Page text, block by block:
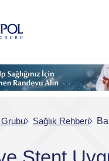
Grubu Sağlık Rehberi